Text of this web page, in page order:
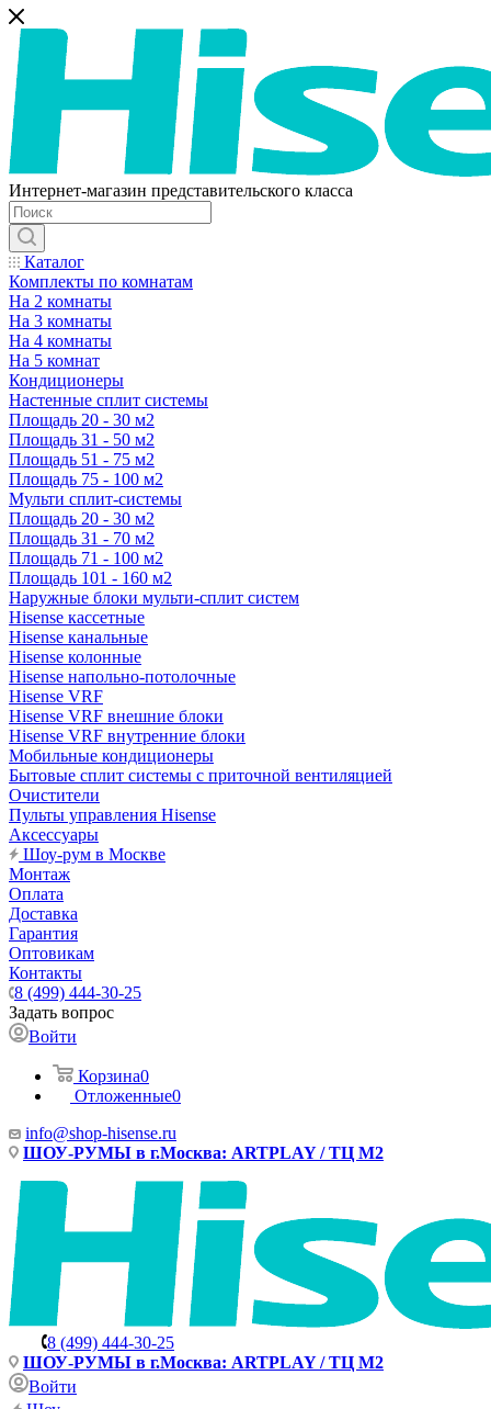
Интернет-магазин представительского класса
Каталог
Комплекты по комнатам
На 2 комнаты
На 3 комнаты
На 4 комнаты
На 5 комнат
Кондиционеры
Настенные сплит системы
Площадь 20 - 30 м2
Площадь 31 - 50 м2
Площадь 51 - 75 м2
Площадь 75 - 100 м2
Мульти сплит-системы
Площадь 20 - 30 м2
Площадь 31 - 70 м2
Площадь 71 - 100 м2
Площадь 101 - 160 м2
Наружные блоки мульти-сплит систем
Hisense кассетные
Hisense канальные
Hisense колонные
Hisense напольно-потолочные
Hisense VRF
Hisense VRF внешние блоки
Hisense VRF внутренние блоки
Мобильные кондиционеры
Бытовые сплит системы с приточной вентиляцией
Очистители
Пульты управления Hisense
Аксессуары
Шоу-рум в Москве
Монтаж
Оплата
Доставка
Гарантия
Оптовикам
Контакты
8 (499) 444-30-25
Задать вопрос
Войти
Корзина0
Отложенные0
info@shop-hisense.ru
ШОУ-РУМЫ в г.Москва: ARTPLAY / ТЦ М2
8 (499) 444-30-25
ШОУ-РУМЫ в г.Москва: ARTPLAY / ТЦ М2
Войти